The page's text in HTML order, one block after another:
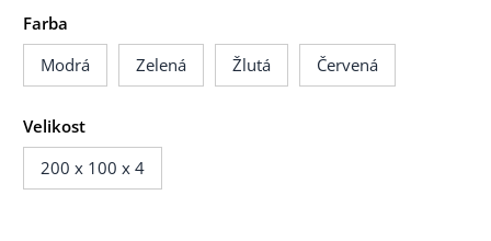
Farba
Modrá
Zelená Žlutá Červená
Velikost
200 x 100 x 4